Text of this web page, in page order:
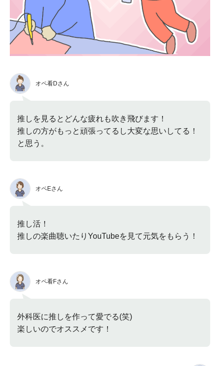
オペ看Dさん
推しを見るとどんな疲れも吹き飛びます！
推しの方がもっと頑張ってるし大変な思いしてる！
と思う。
オペEさん
推し活！
推しの楽曲聴いたりYouTubeを見て元気をもらう！
オペ看Fさん
外科医に推しを作って愛でる(笑)
楽しいのでオススメです！